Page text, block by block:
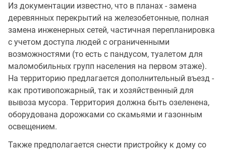
Из документации известно, что в планах - замена
деревянных перекрытий на железобетонные, полная
замена инженерных сетей, частичная перепланировка
с учетом доступа людей с ограниченными
возможностями (то есть с пандусом, туалетом для
маломобильных групп населения на первом этаже).
На территорию предлагается дополнительный въезд -
как противопожарный, так и хозяйственный для
вывоза мусора. Территория должна быть озеленена,
оборудована дорожками со скамьями и газонным
освещением.
Также предполагается снести пристройку к дому со